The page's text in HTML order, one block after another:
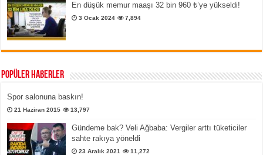
En düşük memur maaşı 32 bin 960 ₺’ye yükseldi!
3 Ocak 2024 7,894
Popüler Haberler
Spor salonuna baskın!
21 Haziran 2015 13,797
Gündeme bak? Veli Ağbaba: Vergiler arttı tüketiciler
sahte rakıya yöneldi
23 Aralık 2021 11,272